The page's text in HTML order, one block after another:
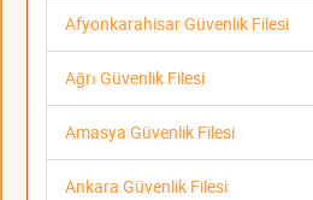
Afyonkarahisar Güvenlik Filesi
Ağrı Güvenlik Filesi
Amasya Güvenlik Filesi
Ankara Güvenlik Filesi